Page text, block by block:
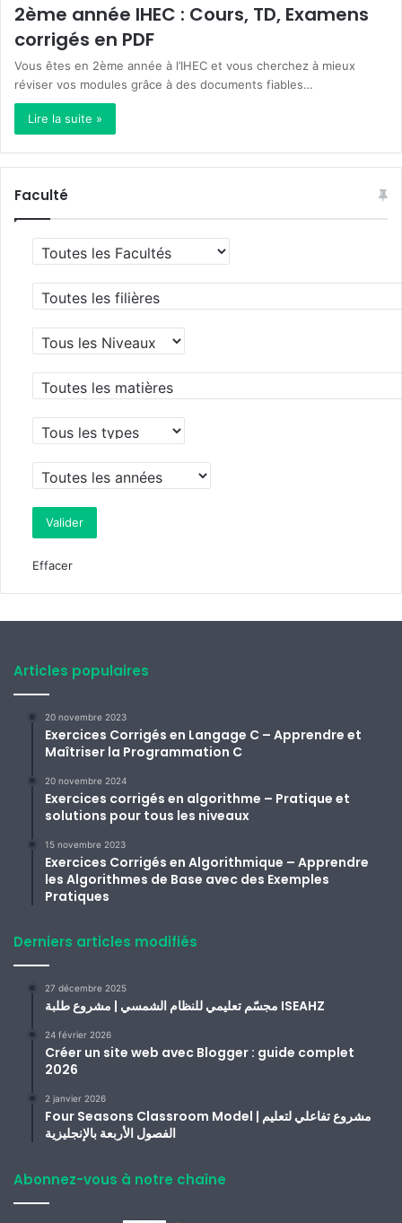
2ème année IHEC : Cours, TD, Examens
corrigés en PDF
Vous êtes en 2ème année à l’IHEC et vous cherchez à mieux
réviser vos modules grâce à des documents fiables…
Lire la suite »
Faculté
Effacer
Articles populaires
20 novembre 2023
Exercices Corrigés en Langage C – Apprendre et
Maîtriser la Programmation C
20 novembre 2024
Exercices corrigés en algorithme – Pratique et
solutions pour tous les niveaux
15 novembre 2023
Exercices Corrigés en Algorithmique – Apprendre
les Algorithmes de Base avec des Exemples
Pratiques
Derniers articles modifiés
27 décembre 2025
مجسّم تعليمي للنظام الشمسي | مشروع طلبة ISEAHZ
24 février 2026
Créer un site web avec Blogger : guide complet
2026
2 janvier 2026
Four Seasons Classroom Model | مشروع تفاعلي لتعليم
الفصول الأربعة بالإنجليزية
Abonnez-vous à notre chaîne